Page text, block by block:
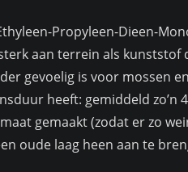
Propyleen-Dieen-
aan terrein als kunststof
gevoelig is voor mossen
heeft: gemiddeld zo’n
gemaakt (zodat er zo
oude laag heen aan te